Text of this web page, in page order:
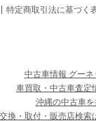
特定商取引法に基づく
中古車情報 グー
車買取・中古車査定
沖縄の中古車
換・取付・販売店検索